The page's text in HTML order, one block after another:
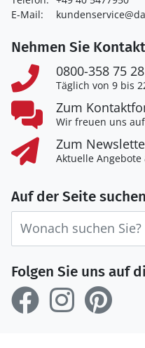
E-Mail:
Nehmen Sie
0800-358 75 28
Täglich von 9 bis
Zum
Wir freuen uns
Zum
Aktuelle
Auf der Seite suchen
Folgen Sie uns auf